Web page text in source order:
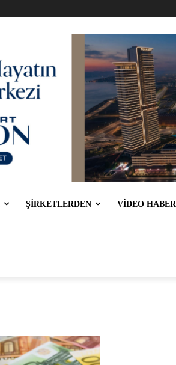
ŞİRKETLERDEN VİDEO HABER